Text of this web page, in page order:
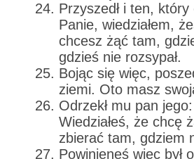
Przyszedł i ten, który
Panie, wiedziałem,
chcesz żąć tam,
gdzieś nie rozsypał.
Bojąc się więc,
ziemi. Oto masz
Odrzekł mu pan
Wiedziałeś, że chcę
zbierać tam, gdziem
Powinieneś więc był